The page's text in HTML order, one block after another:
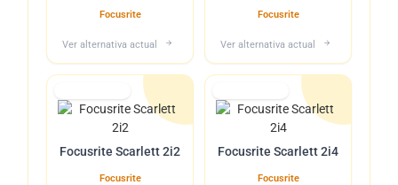
Focusrite
Ver alternativa actual
Focusrite
Ver alternativa actual
Focusrite Scarlett 2i2
Focusrite
Focusrite Scarlett 2i4
Focusrite